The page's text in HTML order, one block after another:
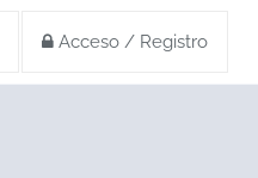
Acceso / Registro